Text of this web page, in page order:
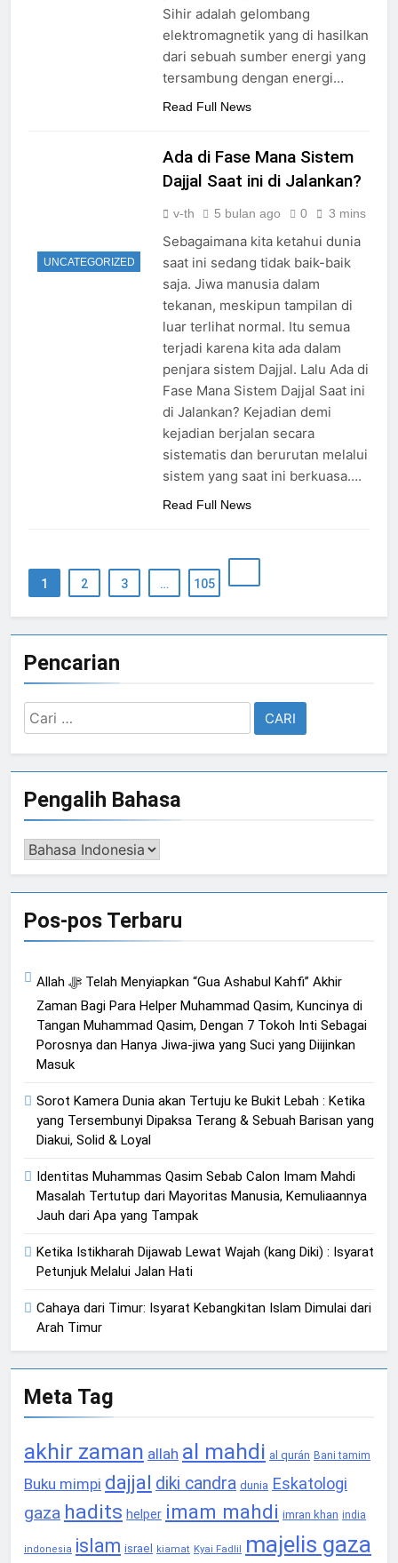
Sihir adalah gelombang
elektromagnetik yang di hasilkan
dari sebuah sumber energi yang
tersambung dengan energi…
Read Full News
UNCATEGORIZED
Ada di Fase Mana Sistem
Dajjal Saat ini di Jalankan?
v-th 5 bulan ago 0 3 mins
Sebagaimana kita ketahui dunia
saat ini sedang tidak baik-baik
saja. Jiwa manusia dalam
tekanan, meskipun tampilan di
luar terlihat normal. Itu semua
terjadi karena kita ada dalam
penjara sistem Dajjal. Lalu Ada di
Fase Mana Sistem Dajjal Saat ini
di Jalankan? Kejadian demi
kejadian berjalan secara
sistematis dan berurutan melalui
sistem yang saat ini berkuasa….
Read Full News
1 2 3 … 105
Pencarian
Cari
untuk:
Pengalih Bahasa
Pengalih
Pos-pos Terbaru
Allah ﷻ Telah Menyiapkan “Gua Ashabul Kahfi” Akhir
Zaman Bagi Para Helper Muhammad Qasim, Kuncinya di
Tangan Muhammad Qasim, Dengan 7 Tokoh Inti Sebagai
Porosnya dan Hanya Jiwa-jiwa yang Suci yang Diijinkan
Masuk
Sorot Kamera Dunia akan Tertuju ke Bukit Lebah : Ketika
yang Tersembunyi Dipaksa Terang & Sebuah Barisan yang
Diakui, Solid & Loyal
Identitas Muhammas Qasim Sebab Calon Imam Mahdi
Masalah Tertutup dari Mayoritas Manusia, Kemuliaannya
Jauh dari Apa yang Tampak
Ketika Istikharah Dijawab Lewat Wajah (kang Diki) : Isyarat
Petunjuk Melalui Jalan Hati
Cahaya dari Timur: Isyarat Kebangkitan Islam Dimulai dari
Arah Timur
Meta Tag
akhir zaman allah al mahdi al qurán Bani tamim
Buku mimpi dajjal diki candra dunia Eskatologi
gaza hadits helper imam mahdi imran khan india
indonesia islam israel kiamat Kyai Fadlil majelis gaza